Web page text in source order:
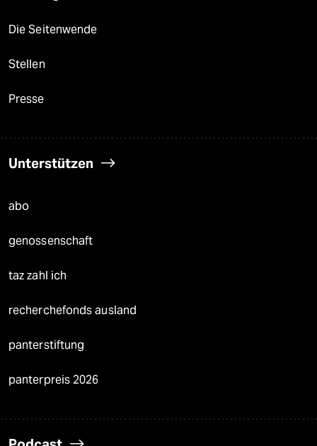
Die Seitenwende
Stellen
Presse
Unterstützen
abo
genossenschaft
taz zahl ich
recherchefonds ausland
panterstiftung
panterpreis 2026